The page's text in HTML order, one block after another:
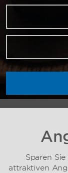
Sparen
attraktiven